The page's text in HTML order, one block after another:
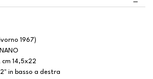
1967)
14,5x22
in basso a destra